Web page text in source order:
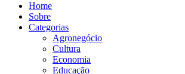
Home
Sobre
Categorias
Agronegócio
Cultura
Economia
Educação